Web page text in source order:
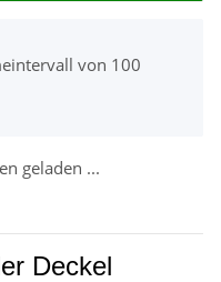
von 100
geladen ...
Deckel